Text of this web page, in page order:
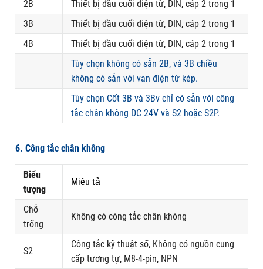
2B
Thiết bị đầu cuối điện từ, DIN, cáp 2 trong 1
3B
Thiết bị đầu cuối điện từ, DIN, cáp 2 trong 1
4B
Thiết bị đầu cuối điện từ, DIN, cáp 2 trong 1
Tùy chọn không có sẵn 2B, và 3B chiều
không có sẵn với van điện từ kép.
Tùy chọn Cốt 3B và 3Bv chỉ có sẵn với công
tắc chân không DC 24V và S2 hoặc S2P.
6. Công tắc chân không
Biểu
tượng
Miêu tả
Chỗ
trống
Không có công tắc chân không
S2
Công tắc kỹ thuật số, Không có nguồn cung
cấp tương tự, M8-4-pin, NPN